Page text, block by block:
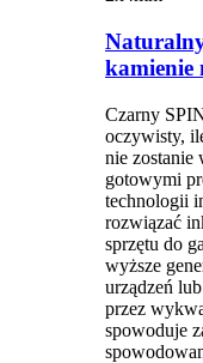
kamienie
Czarny
oczywisty,
nie zostanie
gotowymi
technologii
rozwiązać
sprzętu do
wyższe
urządzeń
przez
spowoduje